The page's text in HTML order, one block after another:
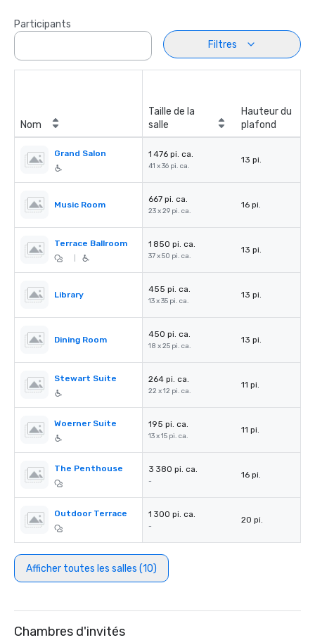
Participants
Filtres
Nom
Taille de la
salle
Hauteur du
plafond
Grand Salon 1 476 pi. ca.
41 x 36 pi. ca.
13 pi.
Music Room
667 pi. ca.
23 x 29 pi. ca.
16 pi.
Terrace Ballroom 1 850 pi. ca.
37 x 50 pi. ca.
13 pi.
Library
455 pi. ca.
13 x 35 pi. ca.
13 pi.
Dining Room
450 pi. ca.
18 x 25 pi. ca.
13 pi.
Stewart Suite 264 pi. ca.
22 x 12 pi. ca.
11 pi.
Woerner Suite 195 pi. ca.
13 x 15 pi. ca.
11 pi.
The Penthouse 3 380 pi. ca.
-
16 pi.
Outdoor Terrace 1 300 pi. ca.
-
20 pi.
Afficher toutes les salles (10)
Chambres d'invités